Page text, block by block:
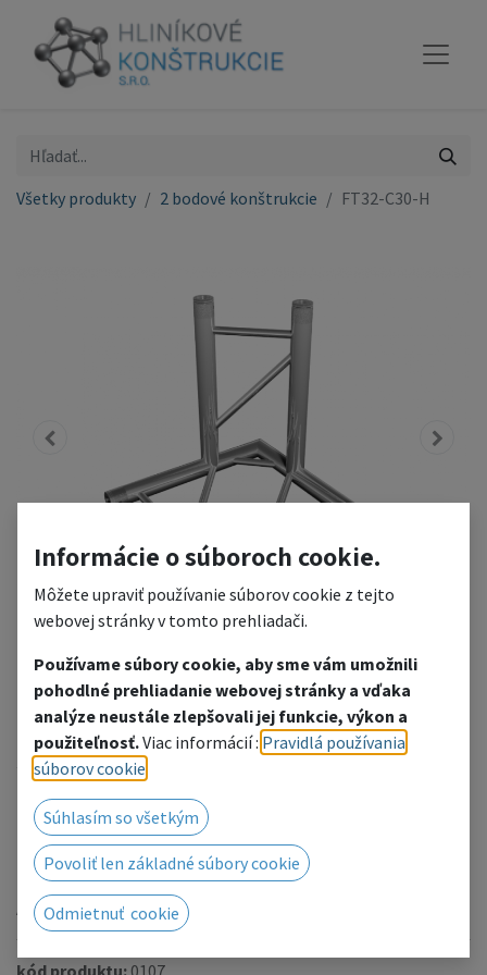
Všetky produkty 2 bodové konštrukcie FT32-C30-H
FT32-C30-H
3-way 90° corner horizontal
Pridať do zoznamu želaní
Radi Vám poskytneme cenovú ponuku, kliknutím
prejdete na kontaktný formulár.
Alebo nás kontaktujte telefonicky / e-mailom.
kód produktu: 0107
Informácie o súboroch cookie.
Môžete upraviť používanie súborov cookie z tejto
webovej stránky v tomto prehliadači.
Používame súbory cookie, aby sme vám umožnili
pohodlné prehliadanie webovej stránky a vďaka
analýze neustále zlepšovali jej funkcie, výkon a
použiteľnosť.Viac informácií : Pravidlá používania
súborov cookie
Súhlasím so všetkým
Povoliť len základné súbory cookie
Odmietnuť cookie